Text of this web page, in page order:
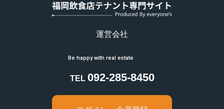
弊社の業務の全部または一部を外部に業務委託す
る際、弊社は個人情報を適切に保護できる管理体
し、お客様の個人情報を厳密に管理しています。
7.弊社Webサイトの御利用について
アクセスログの取り扱い
アクセスログという形で記録しています。アクセ
運営会社
TEL 092-285-8450